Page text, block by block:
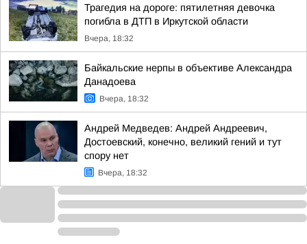
Трагедия на дороге: пятилетняя девочка
погибла в ДТП в Иркутской области
Вчера, 18:32
Байкальские нерпы в объективе Александра
Данадоева
Вчера, 18:32
Андрей Медведев: Андрей Андреевич,
Достоевский, конечно, великий гений и тут
спору нет
Вчера, 18:32